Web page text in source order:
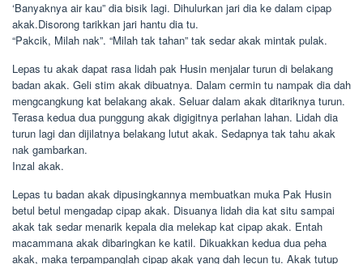
‘Banyaknya air kau” dia bisik lagi. Dihulurkan jari dia ke dalam cipap
akak.Disorong tarikkan jari hantu dia tu.
“Pakcik, Milah nak”. “Milah tak tahan” tak sedar akak mintak pulak.
Lepas tu akak dapat rasa lidah pak Husin menjalar turun di belakang
badan akak. Geli stim akak dibuatnya. Dalam cermin tu nampak dia dah
mengcangkung kat belakang akak. Seluar dalam akak ditariknya turun.
Terasa kedua dua punggung akak digigitnya perlahan lahan. Lidah dia
turun lagi dan dijilatnya belakang lutut akak. Sedapnya tak tahu akak
nak gambarkan.
Inzal akak.
Lepas tu badan akak dipusingkannya membuatkan muka Pak Husin
betul betul mengadap cipap akak. Disuanya lidah dia kat situ sampai
akak tak sedar menarik kepala dia melekap kat cipap akak. Entah
macammana akak dibaringkan ke katil. Dikuakkan kedua dua peha
akak, maka terpampanglah cipap akak yang dah lecun tu. Akak tutup